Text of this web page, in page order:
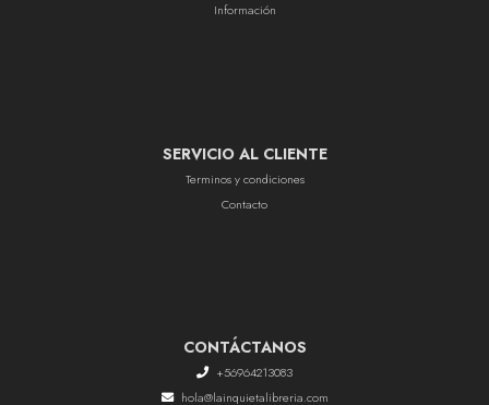
Información
SERVICIO AL CLIENTE
Terminos y condiciones
Contacto
CONTÁCTANOS
+56964213083
hola@lainquietalibreria.com